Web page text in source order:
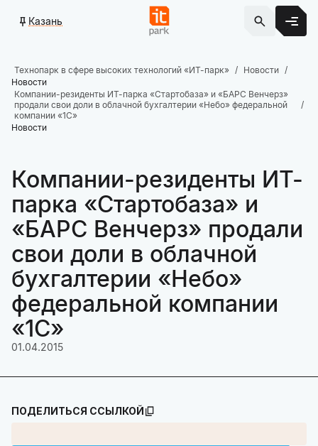
Казань
Технопарк в сфере высоких технологий «ИТ-парк»
Новости
Новости
Компании-резиденты ИТ-парка «Стартобаза» и «БАРС Венчерз»
продали свои доли в облачной бухгалтерии «Небо» федеральной
компании «1С»
Новости
Компании-резиденты ИТ-
парка «Стартобаза» и
«БАРС Венчерз» продали
свои доли в облачной
бухгалтерии «Небо»
федеральной компании
«1С»
01.04.2015
ПОДЕЛИТЬСЯ ССЫЛКОЙ